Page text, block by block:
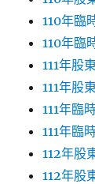
110年臨
110年臨
111年股
111年股
111年臨
111年臨
112年股
112年股